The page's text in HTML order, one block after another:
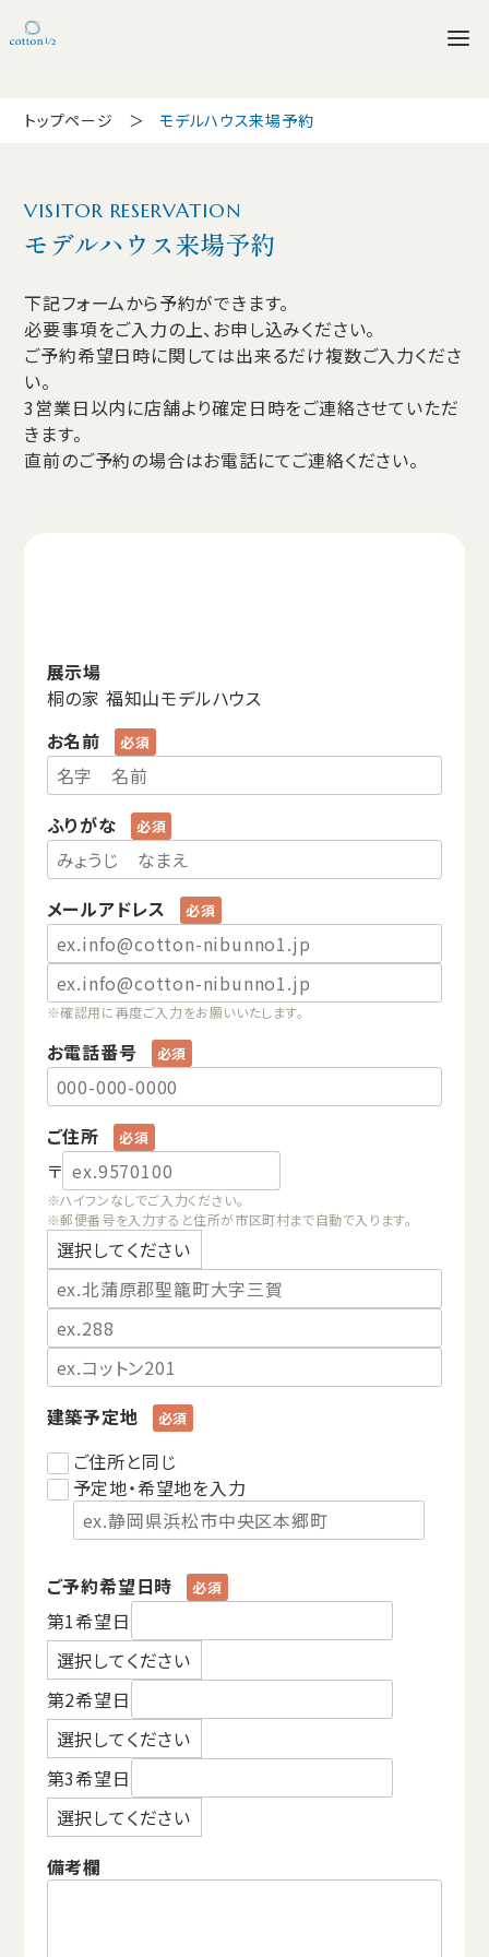
トップページ モデルハウス来場予約
VISITOR RESERVATION
モデルハウス来場予約
下記フォームから予約ができます。
必要事項をご入力の上、お申し込みください。
ご予約希望日時に関しては出来るだけ複数ご入力くださ
い。
3営業日以内に店舗より確定日時をご連絡させていただ
きます。
直前のご予約の場合はお電話にてご連絡ください。
展示場
桐の家 福知山モデルハウス
お名前
ふりがな
メールアドレス
※確認用に再度ご入力をお願いいたします。
お電話番号
ご住所
〒
※ハイフンなしでご入力ください。
※郵便番号を入力すると住所が市区町村まで自動で入ります。
建築予定地
ご住所と同じ
予定地・希望地を入力
ご予約希望日時
第1希望日
第2希望日
第3希望日
備考欄